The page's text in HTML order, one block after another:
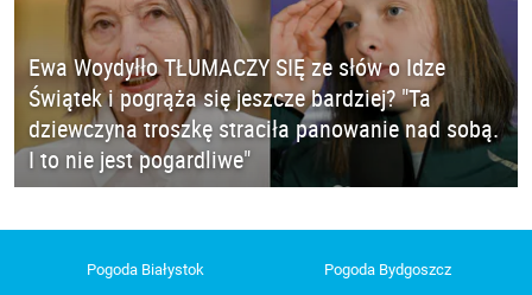
Ewa Woydyłło TŁUMACZY SIĘ ze słów o Idze
Świątek i pogrąża się jeszcze bardziej? "Ta
dziewczyna troszkę straciła panowanie nad sobą.
I to nie jest pogardliwe"
Pogoda Białystok Pogoda Bydgoszcz